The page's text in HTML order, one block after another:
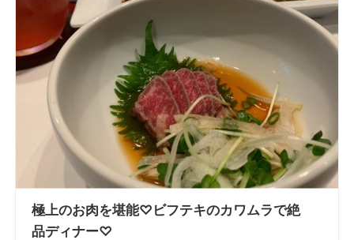
極上のお肉を堪能♡ビフテキのカワムラで絶
品ディナー♡